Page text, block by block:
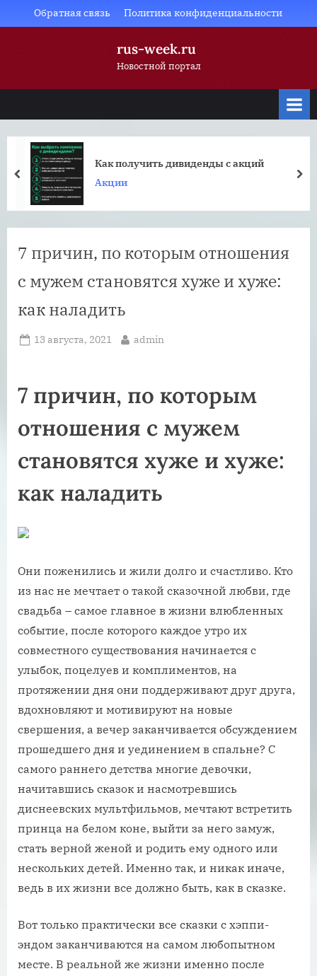
to
Обратная связь Политика конфиденциальности
rus-week.ru
Новостной портал
Как получить дивиденды с акций
Акции
prev
7 причин, по которым отношения
с мужем становятся хуже и хуже:
как наладить
Posted
13 августа, 2021 By
admin
7 причин, по которым
отношения с мужем
становятся хуже и хуже:
как наладить
Они поженились и жили долго и счастливо. Кто
из нас не мечтает о такой сказочной любви, где
свадьба – самое главное в жизни влюбленных
событие, после которого каждое утро их
совместного существования начинается с
улыбок, поцелуев и комплиментов, на
протяжении дня они поддерживают друг друга,
вдохновляют и мотивируют на новые
свершения, а вечер заканчивается обсуждением
прошедшего дня и уединением в спальне? С
самого раннего детства многие девочки,
начитавшись сказок и насмотревшись
диснеевских мультфильмов, мечтают встретить
принца на белом коне, выйти за него замуж,
стать верной женой и родить ему одного или
нескольких детей. Именно так, и никак иначе,
ведь в их жизни все должно быть, как в сказке.
Вот только практически все сказки с хэппи-
эндом заканчиваются на самом любопытном
месте. В реальной же жизни именно после